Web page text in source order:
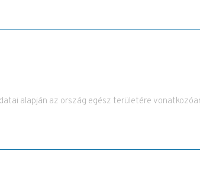
alapján az ország egész területére